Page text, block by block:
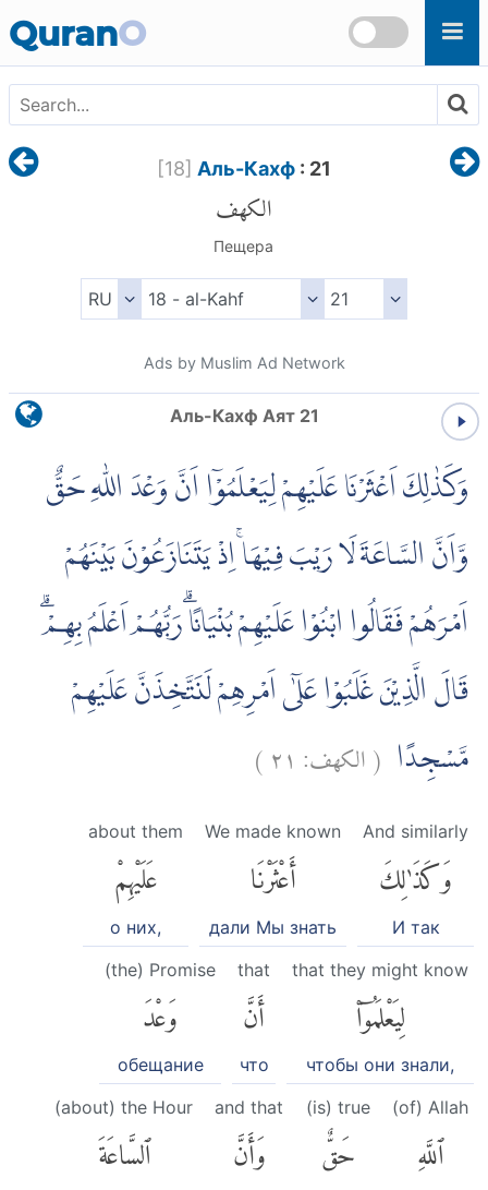
QuranO
[18] Аль-Кахф: 21
الكهف
Пещера
Ads by Muslim Ad Network
Аль-Кахф Аят 21
وَكَذٰلِكَ اَعْثَرْنَا عَلَيْهِمْ لِيَعْلَمُوْٓا اَنَّ وَعْدَ اللّٰهِ حَقٌّ
وَّاَنَّ السَّاعَةَ لَا رَيْبَ فِيْهَاۚ اِذْ يَتَنَازَعُوْنَ بَيْنَهُمْ
اَمْرَهُمْ فَقَالُوا ابْنُوْا عَلَيْهِمْ بُنْيَانًاۗ رَبُّهُمْ اَعْلَمُ بِهِمْۗ
قَالَ الَّذِيْنَ غَلَبُوْا عَلٰٓى اَمْرِهِمْ لَنَتَّخِذَنَّ عَلَيْهِمْ
مَّسْجِدًا (الكهف: ٢١)
And similarly
وَكَذَٰلِكَ
И так
We made known
أَعْثَرْنَا
дали Мы знать
about them
عَلَيْهِمْ
о них,
that they might know
لِيَعْلَمُوٓا۟
чтобы они знали,
that
أَنَّ
что
(the) Promise
وَعْدَ
обещание
(of) Allah
ٱللَّهِ
(is) true
حَقٌّ
and that
وَأَنَّ
(about) the Hour
ٱلسَّاعَةَ